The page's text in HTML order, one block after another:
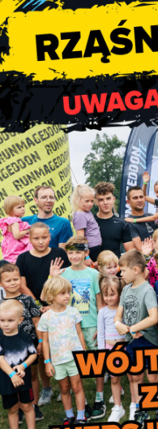
Ta runda naboru
.
Ogłoszenie IV naboru w
„Zawodowa
Rozwoju
do 3 miesięcy dla
na obszarze OT”
17:00, zakończenie